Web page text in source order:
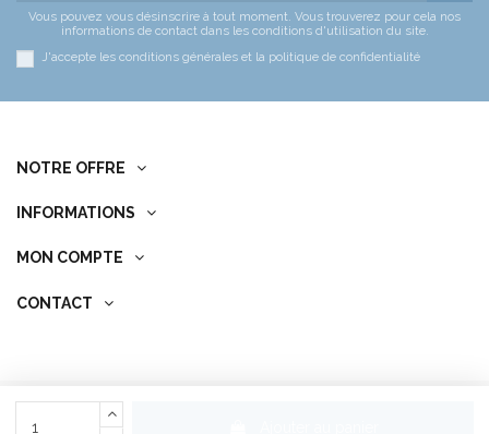
Vous pouvez vous désinscrire à tout moment. Vous trouverez pour cela nos
informations de contact dans les conditions d'utilisation du site.
J'accepte les conditions générales et la politique de confidentialité
NOTRE OFFRE
INFORMATIONS
MON COMPTE
CONTACT
© Copyright 2022 Passion Aqua Service. All Rights Reserved.